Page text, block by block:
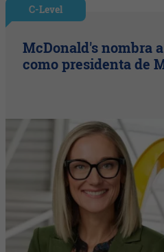
C-Level
McDonald's nombra
como presidenta de